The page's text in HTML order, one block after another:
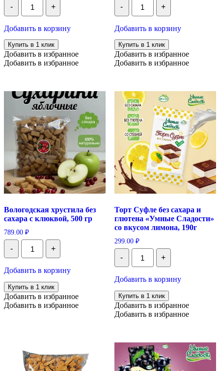
-
Покровский
пряник
Аркаша
в
молочном
шоколаде,
60
+
Добавить в корзину
Купить в 1 клик
Добавить в избранное
Добавить в избранное
-
Марципановые
палочки
кофе
"Latte-
Pecan"
Grondard,
50
+
Добавить в корзину
Купить в 1 клик
Добавить в избранное
Добавить в избранное
Вологодская хрустила без
сахара с клюквой, 500 гр
789.00 ₽
-
Количество
Вологодская
хрустила
сахара
с
клюквой,
500
гр
+
Добавить в корзину
Купить в 1 клик
Добавить в избранное
Добавить в избранное
Торт Суфле без сахара и
глютена «Умные Сладости»
со вкусом лимона, 190г
299.00 ₽
-
Количество
Торт
Суфле
сахара
и
глютена
"Умные
Сладости"
190г
+
Добавить в корзину
Купить в 1 клик
Добавить в избранное
Добавить в избранное